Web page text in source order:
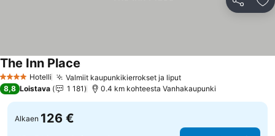
Jaa
4 Tähtiluokitus
Hotelli Valmiit kaupunkikierrokset ja liput
The Inn Place
8,8 Loistava 1 181 0.4 km kohteesta Vanhakaupunki
Alkaen 126 €